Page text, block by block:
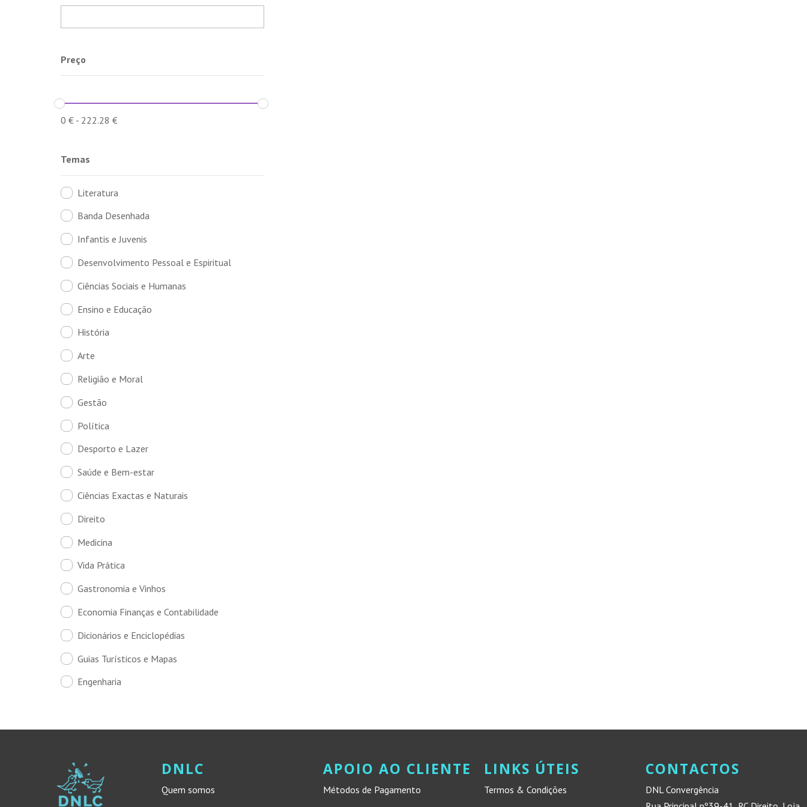
Preço
0 €- 222.28 €
Temas
Literatura
Banda Desenhada
Infantis e Juvenis
Desenvolvimento Pessoal e Espiritual
Ciências Sociais e Humanas
Ensino e Educação
História
Arte
Religião e Moral
Gestão
Política
Desporto e Lazer
Saúde e Bem-estar
Ciências Exactas e Naturais
Direito
Medicina
Vida Prática
Gastronomia e Vinhos
Economia Finanças e Contabilidade
Dicionários e Enciclopédias
Guias Turísticos e Mapas
Engenharia
DNLC
Quem somos
APOIO AO CLIENTE
Métodos de Pagamento
LINKS ÚTEIS
Termos & Condições
CONTACTOS
DNL Convergência